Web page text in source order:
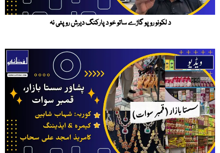
د لکونو روپو گاڑے ساتو خو د پارکنگ دیرش روپئی نہ